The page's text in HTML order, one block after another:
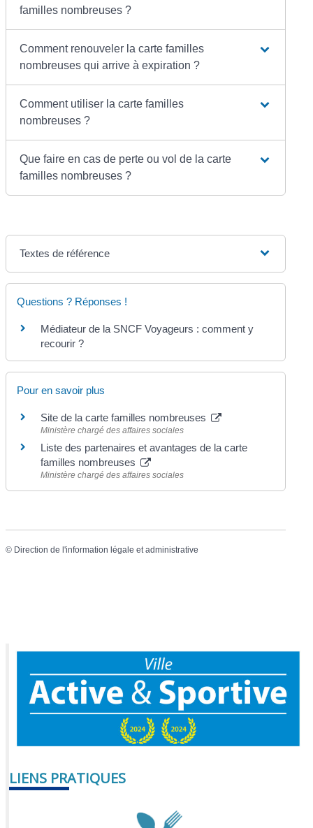
familles nombreuses ?
Comment renouveler la carte familles
nombreuses qui arrive à expiration ?
Comment utiliser la carte familles
nombreuses ?
Que faire en cas de perte ou vol de la carte
familles nombreuses ?
Textes de référence
Questions ? Réponses !
Médiateur de la SNCF Voyageurs : comment y
recourir ?
Pour en savoir plus
Site de la carte familles nombreuses
Ministère chargé des affaires sociales
Liste des partenaires et avantages de la carte
familles nombreuses
Ministère chargé des affaires sociales
© Direction de l'information légale et administrative
LIENS PRATIQUES